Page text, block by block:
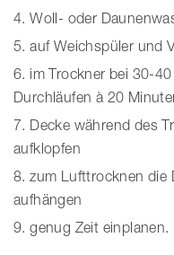
Woll- oder
auf Weichspüler und
im Trockner bei 30-
Durchläufen à 20
Decke während des
aufklopfen
zum Lufttrocknen die
aufhängen
genug Zeit einplanen.